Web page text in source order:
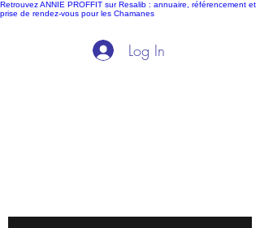
Retrouvez ANNIE PROFFIT sur Resalib : annuaire, référencement et
prise de rendez-vous pour les Chamanes
Ida ClairvoyanceLog In